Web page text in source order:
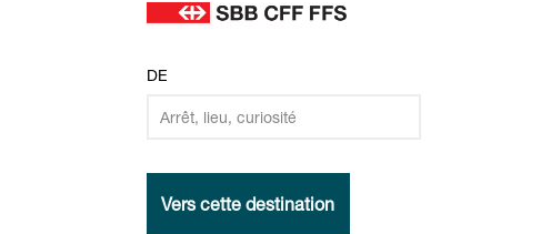
DE
Vers cette destination